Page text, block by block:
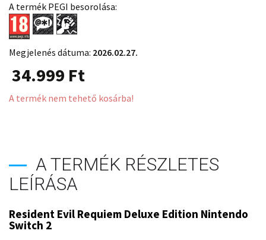
A termék PEGI besorolása:
Megjelenés dátuma: 2026.02.27.
34.999 Ft
A termék nem tehető kosárba!
A TERMÉK RÉSZLETES
LEÍRÁSA
Resident Evil Requiem Deluxe Edition Nintendo
Switch 2